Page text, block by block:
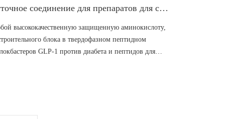
Boc-Lys(Boc)-OH | Ключевое промежуточное соединение для препаратов для снижения веса GLP-1
высококачественную защищенную аминокислоту,
блока в твердофазном пептидном
GLP-1 против диабета и пептидов для